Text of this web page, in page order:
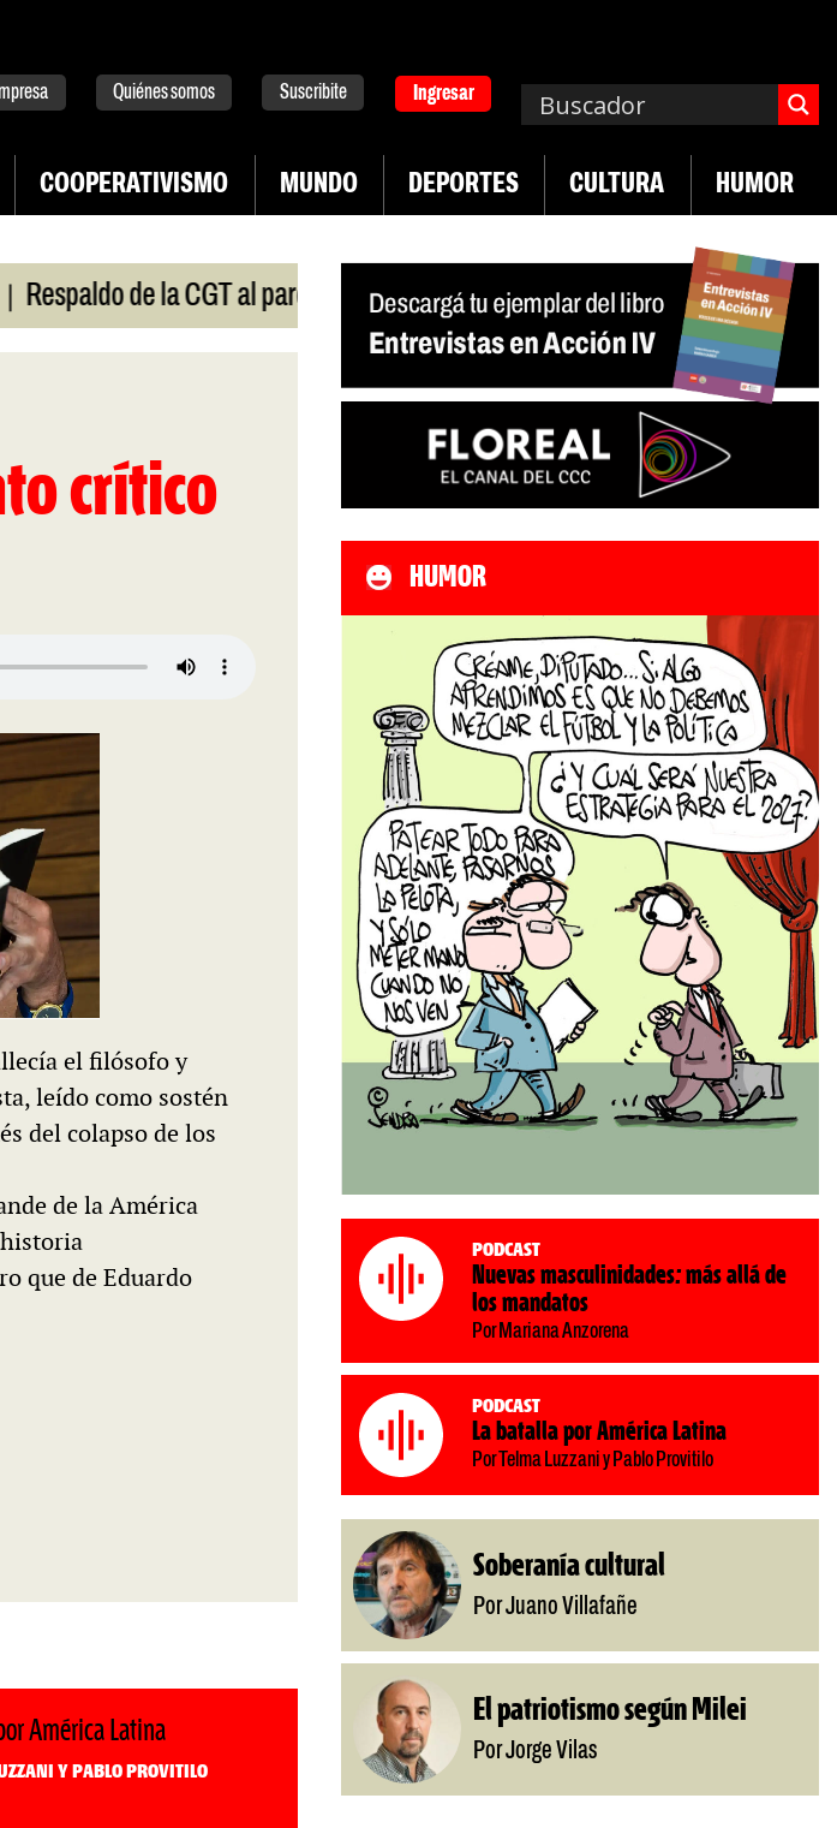
Quiénes somos Suscribite Ingresar
COOPERATIVISMO MUNDO DEPORTES CULTURA HUMOR
de la CGT al paro universitario | Industria textil sigue en caída | Sin
crítico
el filósofo y
leído como sostén
del colapso de los
de la América
que de Eduardo
América Latina
y Pablo Provitilo
HUMOR
Podcast
Nuevas masculinidades: más allá de
los mandatos
Por Mariana Anzorena
Podcast
La batalla por América Latina
Por Telma Luzzani y Pablo Provitilo
Soberanía cultural
Por Juano Villafañe
El patriotismo según Milei
Por Jorge Vilas